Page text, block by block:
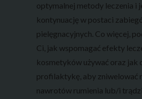
optymalnej metody leczenia i
kontynuację w postaci
pielęgnacyjnych. Co więcej,
Ci, jak wspomagać efekty
kosmetyków używać oraz jak
profilaktykę, aby zniwelować
nawrotów rumienia lub/i